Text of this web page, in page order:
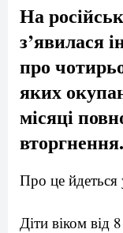
На
з’явилася
про
яких
місяці
вторгнення.
Про це йдеться
Діти віком від